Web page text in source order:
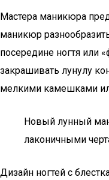
Мастера маникюра
маникюр
посередине ногтя или
закрашивать лунулу
мелкими камешками
Новый лунный
лаконичными
Дизайн ногтей с